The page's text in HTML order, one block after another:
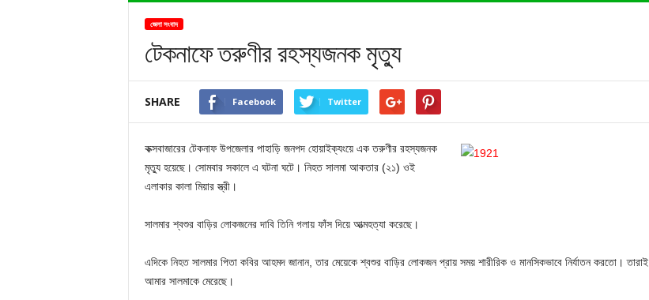
জেলা সংবাদ
টেকনাফে তরুণীর রহস্যজনক মৃত্যু
SHARE Facebook Twitter
কক্সবাজারের টেকনাফ উপজেলার পাহাড়ি জনপদ হোয়াইক্যংয়ে এক তরুণীর রহস্যজনক
মৃত্যু হয়েছে। সোমবার সকালে এ ঘটনা ঘটে। নিহত সালমা আকতার (২১) ওই
এলাকার কালা মিয়ার স্ত্রী।
সালমার শ্বশুর বাড়ির লোকজনের দাবি তিনি গলায় ফাঁস দিয়ে আত্মহত্যা করেছে।
এদিকে নিহত সালমার পিতা কবির আহমদ জানান, তার মেয়েকে শ্বশুর বাড়ির লোকজন প্রায় সময় শারীরিক ও মানসিকভাবে নির্যাতন করতো। তারাই
আমার সালমাকে মেরেছে।